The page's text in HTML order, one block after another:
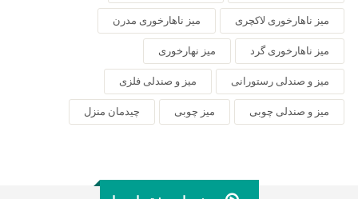
میز ناهارخوری لاکچری میز ناهارخوری مدرن
میز ناهارخوری گرد میز نهارخوری
میز و صندلی رستورانی میز و صندلی فلزی
میز و صندلی چوبی میز چوبی چیدمان منزل